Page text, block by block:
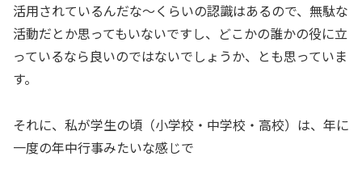
活用されているんだな～くらいの認識はあるので、無駄な
活動だとか思ってもいないですし、どこかの誰かの役に立
っているなら良いのではないでしょうか、とも思っていま
す。
それに、私が学生の頃（小学校・中学校・高校）は、年に
一度の年中行事みたいな感じで